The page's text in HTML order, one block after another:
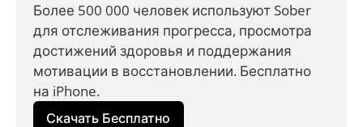
Более 500 000 человек используют Sober
для отслеживания прогресса, просмотра
достижений здоровья и поддержания
мотивации в восстановлении. Бесплатно
на iPhone.
Скачать Бесплатно